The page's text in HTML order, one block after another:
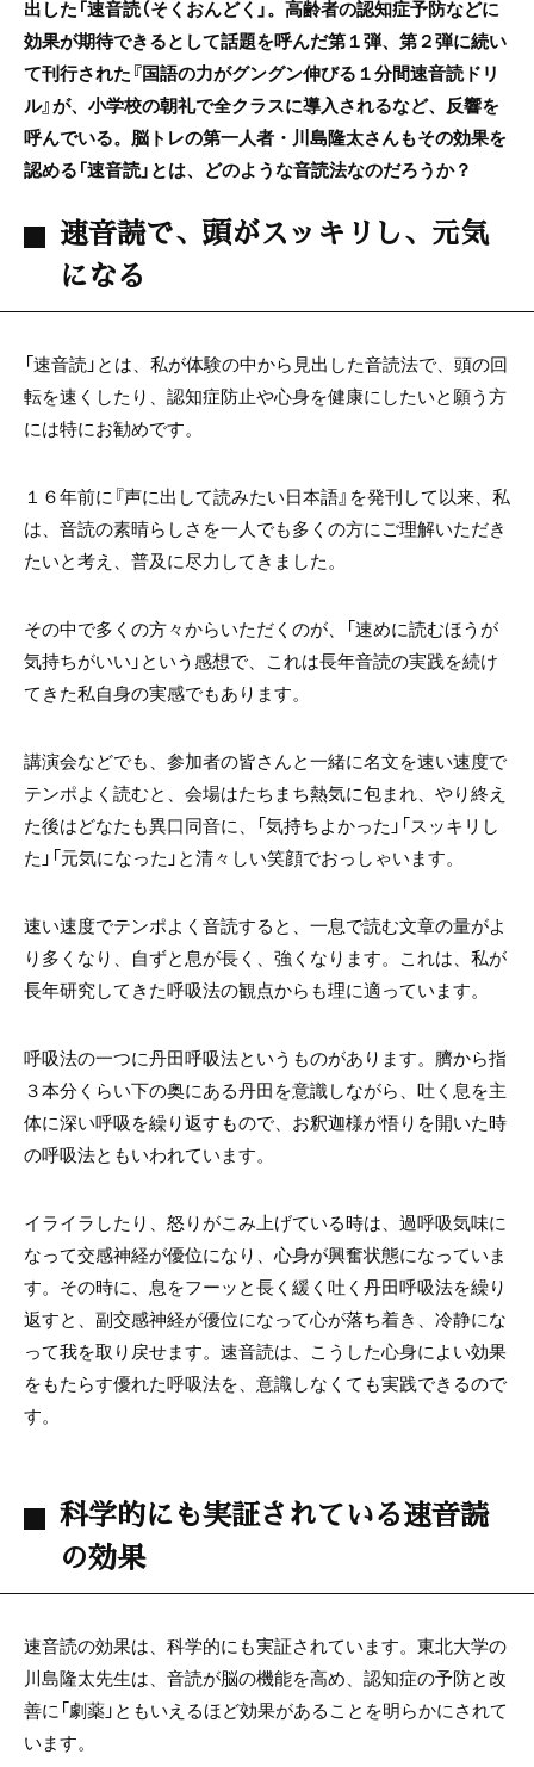
出した「速音読（そくおんどく」。高齢者の認知症予防などに
効果が期待できるとして話題を呼んだ第１弾、第２弾に続い
て刊行された『国語の力がグングン伸びる１分間速音読ドリ
ル』が、小学校の朝礼で全クラスに導入されるなど、反響を
呼んでいる。脳トレの第一人者・川島隆太さんもその効果を
認める「速音読」とは、どのような音読法なのだろうか？
速音読で、頭がスッキリし、元気
になる
「速音読」とは、私が体験の中から見出した音読法で、頭の回
転を速くしたり、認知症防止や心身を健康にしたいと願う方
には特にお勧めです。
１６年前に『声に出して読みたい日本語』を発刊して以来、私
は、音読の素晴らしさを一人でも多くの方にご理解いただき
たいと考え、普及に尽力してきました。
その中で多くの方々からいただくのが、「速めに読むほうが
気持ちがいい」という感想で、これは長年音読の実践を続け
てきた私自身の実感でもあります。
講演会などでも、参加者の皆さんと一緒に名文を速い速度で
テンポよく読むと、会場はたちまち熱気に包まれ、やり終え
た後はどなたも異口同音に、「気持ちよかった」「スッキリし
た」「元気になった」と清々しい笑顔でおっしゃいます。
速い速度でテンポよく音読すると、一息で読む文章の量がよ
り多くなり、自ずと息が長く、強くなります。これは、私が
長年研究してきた呼吸法の観点からも理に適っています。
呼吸法の一つに丹田呼吸法というものがあります。臍から指
３本分くらい下の奥にある丹田を意識しながら、吐く息を主
体に深い呼吸を繰り返すもので、お釈迦様が悟りを開いた時
の呼吸法ともいわれています。
イライラしたり、怒りがこみ上げている時は、過呼吸気味に
なって交感神経が優位になり、心身が興奮状態になっていま
す。その時に、息をフーッと長く緩く吐く丹田呼吸法を繰り
返すと、副交感神経が優位になって心が落ち着き、冷静にな
って我を取り戻せます。速音読は、こうした心身によい効果
をもたらす優れた呼吸法を、意識しなくても実践できるので
す。
科学的にも実証されている速音読
の効果
速音読の効果は、科学的にも実証されています。東北大学の
川島隆太先生は、音読が脳の機能を高め、認知症の予防と改
善に「劇薬」ともいえるほど効果があることを明らかにされて
います。